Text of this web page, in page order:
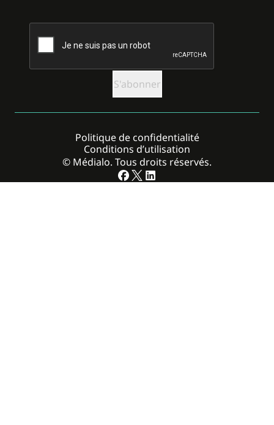
© Médialo. Tous droits réservés.
Politique de confidentialité
Conditions d’utilisation